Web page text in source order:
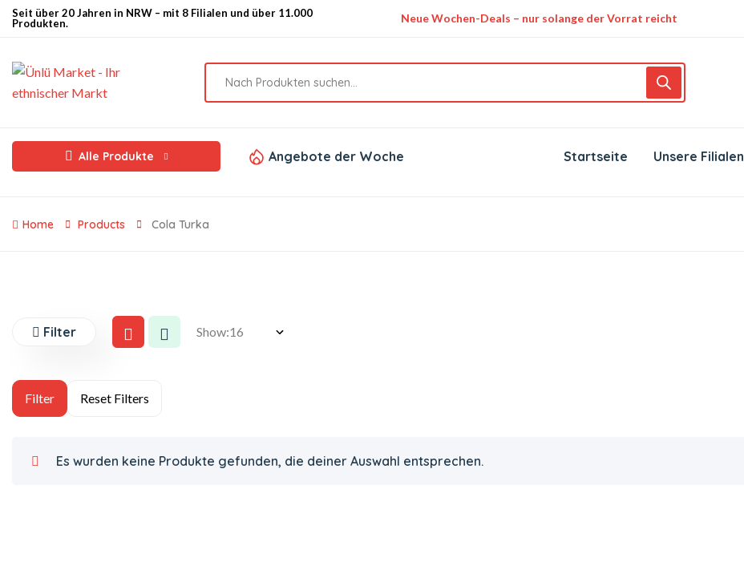
Seit über 20 Jahren in NRW – mit 8 Filialen und über 11.000
Produkten.
Neue Wochen-Deals – nur solange der Vorrat reicht
Alle Produkte Angebote der Woche Startseite Unsere Filialen
Home Products Cola Turka
Filter Show:
Es wurden keine Produkte gefunden, die deiner Auswahl entsprechen.